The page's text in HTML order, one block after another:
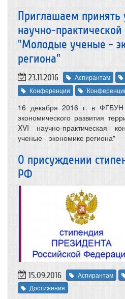
Приглашаем принять
научно-
"Молодые ученые -
региона"
23.11.2016 Аспирантам
Конференции
16 декабря 2016 г. в ФГБУН
экономического развития
XVI научно-практическая
ученые - экономике региона"
О присуждении
РФ
15.09.2016 Аспирантам
Достижения